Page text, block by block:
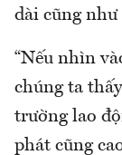
dài cũng
“Nếu nhìn
chúng ta
trường lao
phát cũng